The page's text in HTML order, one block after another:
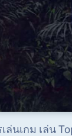
ล่นเกม เล่น